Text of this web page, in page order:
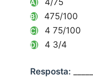
A) 4/75
B) 475/100
C) 4 75/100
D) 4 3/4
Resposta: